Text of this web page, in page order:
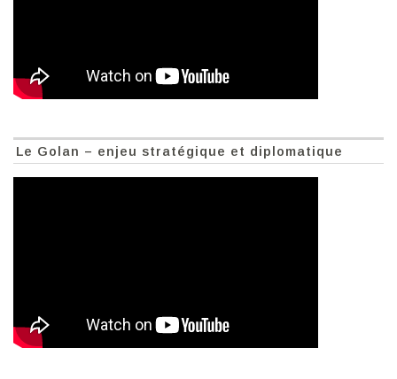
Le Golan – enjeu stratégique et diplomatique